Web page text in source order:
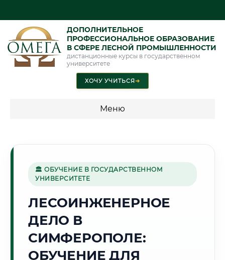
ДОПОЛНИТЕЛЬНОЕ
ПРОФЕССИОНАЛЬНОЕ ОБРАЗОВАНИЕ
В СФЕРЕ ЛЕСНОЙ ПРОМЫШЛЕННОСТИ
дистанционные курсы в государственном
университете
ХОЧУ УЧИТЬСЯ➜
Меню
промышленность"
🌞
Точное местное время:
14:11:42
🏛 ОБУЧЕНИЕ В ГОСУДАРСТВЕННОМ
УНИВЕРСИТЕТЕ
ЛЕСОИНЖЕНЕРНОЕ
ДЕЛО В
СИМФЕРОПОЛЕ:
ОБУЧЕНИЕ ДЛЯ